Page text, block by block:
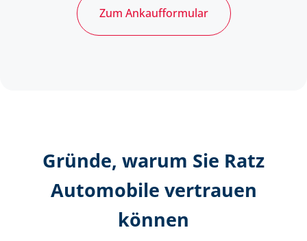
Zum Ankaufformular
Gründe, warum Sie Ratz
Automobile vertrauen
können